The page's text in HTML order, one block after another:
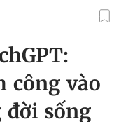
công vào
sống